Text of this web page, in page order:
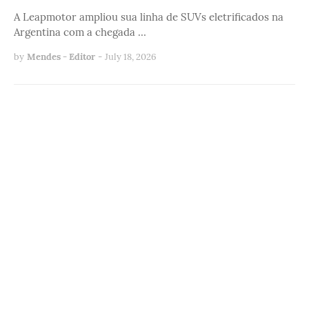
A Leapmotor ampliou sua linha de SUVs eletrificados na
Argentina com a chegada …
by Mendes - Editor - July 18, 2026